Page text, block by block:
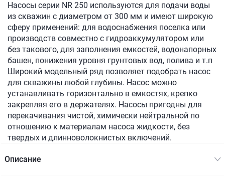
Насосы серии NR 250 используются для подачи воды
из скважин с диаметром от 300 мм и имеют широкую
сферу применений: для водоснабжения поселка или
производств совместно с гидроаккумулятором или
без такового, для заполнения емкостей, водонапорных
башен, понижения уровня грунтовых вод, полива и т.п
Широкий модельный ряд позволяет подобрать насос
для скважины любой глубины. Насос можно
устанавливать горизонтально в емкостях, крепко
закрепляя его в держателях. Насосы пригодны для
перекачивания чистой, химически нейтральной по
отношению к материалам насоса жидкости, без
твердых и длинноволокнистых включений.
Описание